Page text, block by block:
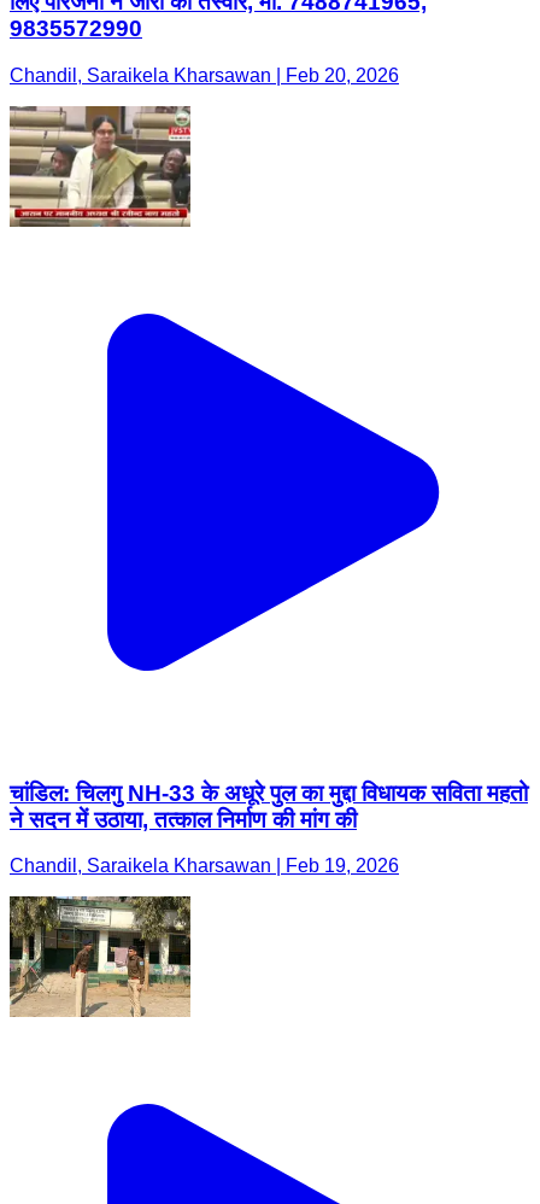
9835572990
Chandil, Saraikela Kharsawan | Feb 20, 2026
चांडिल: चिलगु NH-33 के अधूरे पुल का मुद्दा विधायक सविता महतो
ने सदन में उठाया, तत्काल निर्माण की मांग की
Chandil, Saraikela Kharsawan | Feb 19, 2026